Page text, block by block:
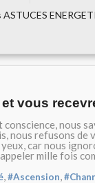
ASTUCES
vous
conscience, nous
nous refusons de
car nous
mille fois
,#Ascension,